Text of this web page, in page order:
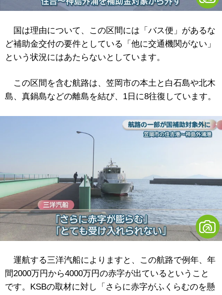
国は理由について、この区間には「バス便」があるな
ど補助金交付の要件としている「他に交通機関がない」
という状況にはあたらないとしています。
この区間を含む航路は、笠岡市の本土と白石島や北木
島、真鍋島などの離島を結び、1日に8往復しています。
運航する三洋汽船によりますと、この航路で例年、年
間2000万円から4000万円の赤字が出ているということ
です。KSBの取材に対し「さらに赤字がふくらむのを懸